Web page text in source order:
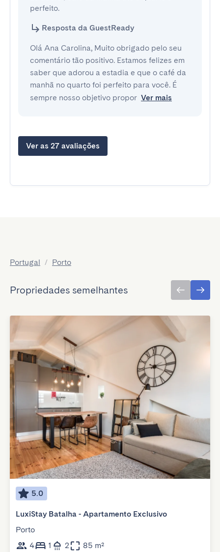
perfeito.
Resposta da GuestReady
Olá Ana Carolina, Muito obrigado pelo seu
comentário tão positivo. Estamos felizes em
saber que adorou a estadia e que o café da
manhã no quarto foi perfeito para você. É
sempre nosso objetivo propor Ver mais
Ver as 27 avaliações
Portugal / Porto
Propriedades semelhantes
5.0
LuxiStay Batalha - Apartamento Exclusivo
Porto
4
1 2 85 m²